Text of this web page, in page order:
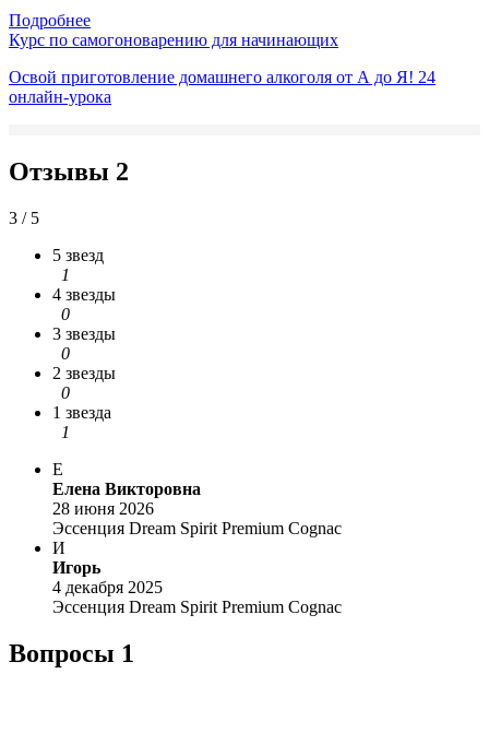
Подробнее
Курс по самогоноварению для начинающих
Освой приготовление домашнего алкоголя от А до Я! 24
онлайн-урока
Отзывы 2
3 / 5
5 звезд
1
4 звезды
0
3 звезды
0
2 звезды
0
1 звезда
1
Е
Елена Викторовна
28 июня 2026
Эссенция Dream Spirit Premium Cognac
И
Игорь
4 декабря 2025
Эссенция Dream Spirit Premium Cognac
Вопросы 1